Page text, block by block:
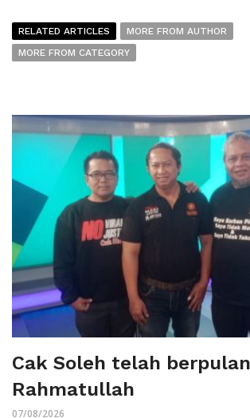
RELATED ARTICLES
MORE FROM AUTHOR
MORE FROM CATEGORY
Cak Soleh telah
Rahmatullah
07/08/2026